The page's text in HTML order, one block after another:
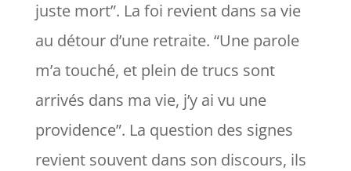
juste mort”. La foi revient dans sa vie
au détour d’une retraite. “Une parole
m’a touché, et plein de trucs sont
arrivés dans ma vie, j’y ai vu une
providence”. La question des signes
revient souvent dans son discours, ils